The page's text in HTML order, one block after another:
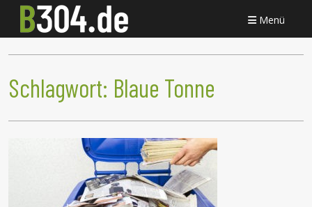
Menü
Schlagwort: Blaue Tonne